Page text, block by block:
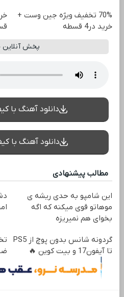
70% تخفیف ویژه جین وست +
خرید در4 قسطه
پخش آنلاین
دانلود آهنگ با
دانلود آهنگ با
مطالب پیشنهادی
این شامپو به حدی ریشه ی
موهاتو قوی میکنه که اگه
بخوای هم نمیریزه
گردونه شانس بدون پوچ از PS5
تا آیفون17 و بیت کوین 🔥